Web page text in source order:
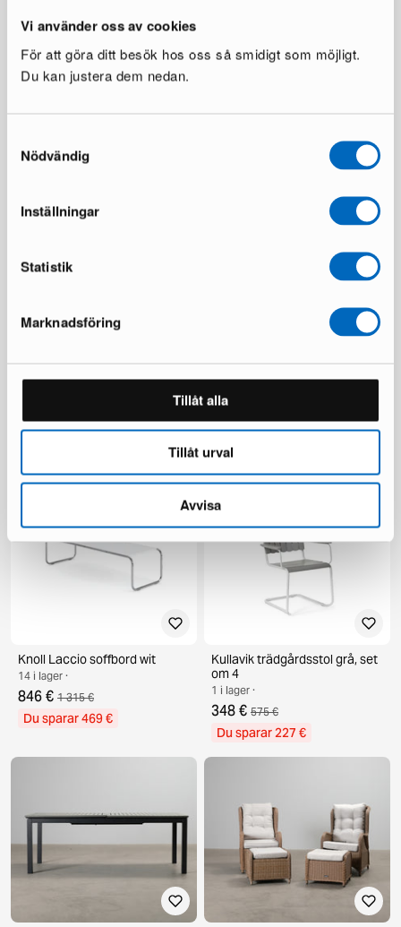
Vi använder oss av cookies
För att göra ditt besök hos oss så smidigt som möjligt.
Du kan justera dem nedan.
Nödvändig
Inställningar
Statistik
Marknadsföring
Tillåt alla
Tillåt urval
Avvisa
hörnsoffa med öppet avslut
Planet Legion Blue
1 i lager ·
547 € 878 €
Knoll Laccio soffbord svart
846 € 1 315 €
Du sparar 469 €
Knoll Laccio soffbord wit
14 i lager ·
846 € 1 315 €
Du sparar 469 €
Kullavik trädgårdsstol grå, set
om 4
1 i lager ·
348 € 575 €
Du sparar 227 €